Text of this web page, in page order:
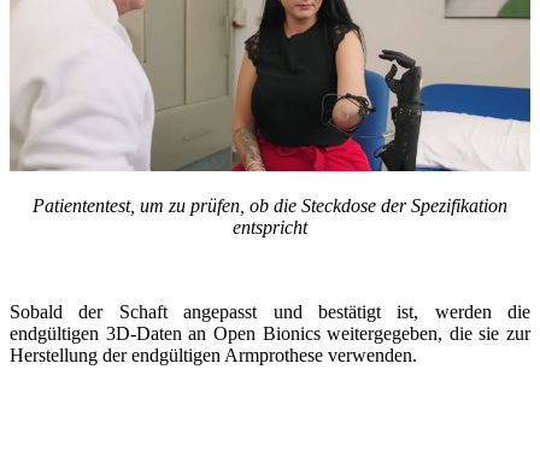
Patiententest, um zu prüfen, ob die Steckdose der Spezifikation
entspricht
Sobald der Schaft angepasst und bestätigt ist, werden die
endgültigen 3D-Daten an Open Bionics weitergegeben, die sie zur
Herstellung der endgültigen Armprothese verwenden.